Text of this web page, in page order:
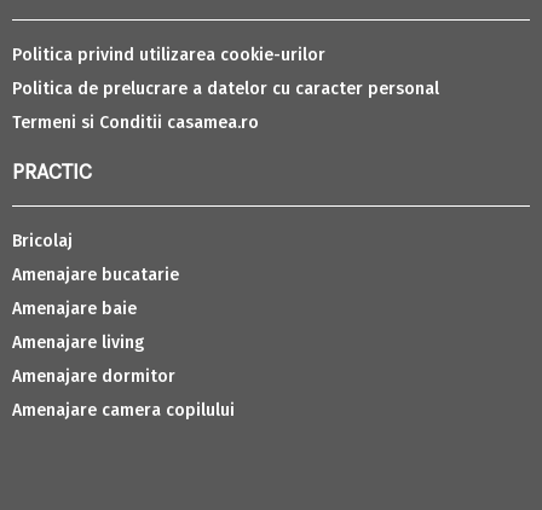
Politica privind utilizarea cookie-urilor
Politica de prelucrare a datelor cu caracter personal
Termeni si Conditii casamea.ro
PRACTIC
Bricolaj
Amenajare bucatarie
Amenajare baie
Amenajare living
Amenajare dormitor
Amenajare camera copilului